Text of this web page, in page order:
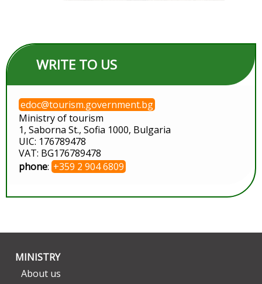
WRITE TO US
edoc@tourism.government.bg
Ministry of tourism
1, Saborna St., Sofia 1000, Bulgaria
UIC: 176789478
VAT: BG176789478
phone: +359 2 904 6809
MINISTRY
About us